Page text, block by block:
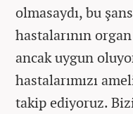
olmasaydı, bu
hastalarının
ancak uygun
hastalarımızı
takip ediyoruz.